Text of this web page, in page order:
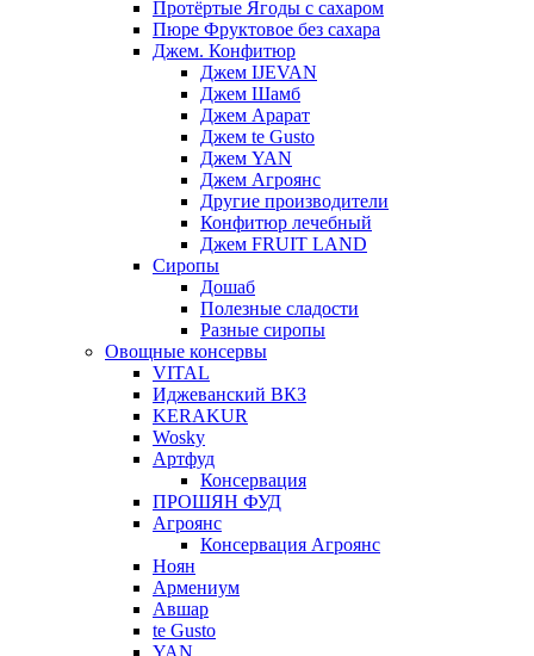
Протёртые Ягоды с сахаром
Пюре Фруктовое без сахара
Джем. Конфитюр
Джем IJEVAN
Джем Шамб
Джем Арарат
Джем te Gusto
Джем YAN
Джем Агроянс
Другие производители
Конфитюр лечебный
Джем FRUIT LAND
Сиропы
Дошаб
Полезные сладости
Разные сиропы
Овощные консервы
VITAL
Иджеванский ВКЗ
KERAKUR
Wosky
Артфуд
Консервация
ПРОШЯН ФУД
Агроянс
Консервация Агроянс
Ноян
Армениум
Авшар
te Gusto
YAN